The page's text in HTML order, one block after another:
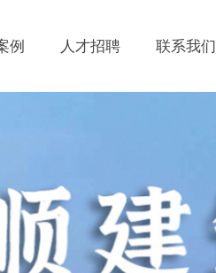
例 人才招聘 联系我们